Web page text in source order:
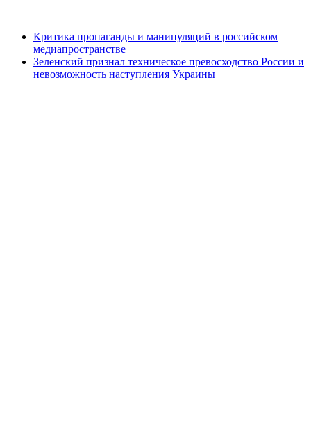
Критика пропаганды и манипуляций в российском
медиапространстве
Зеленский признал техническое превосходство России и
невозможность наступления Украины